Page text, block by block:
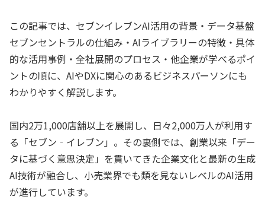
この記事では、セブンイレブンAI活用の背景・データ基盤
セブンセントラルの仕組み・AIライブラリーの特徴・具体
的な活用事例・全社展開のプロセス・他企業が学べるポイ
ントの順に、AIやDXに関心のあるビジネスパーソンにも
わかりやすく解説します。
国内2万1,000店舗以上を展開し、日々2,000万人が利用す
る「セブン‐イレブン」。その裏側では、創業以来「デー
タに基づく意思決定」を貫いてきた企業文化と最新の生成
AI技術が融合し、小売業界でも類を見ないレベルのAI活用
が進行しています。